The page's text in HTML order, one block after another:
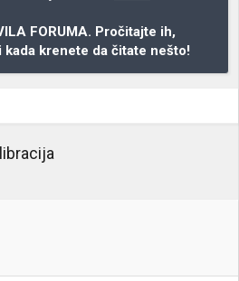
FORUMA. Pročitajte ih,
kada krenete da čitate nešto!